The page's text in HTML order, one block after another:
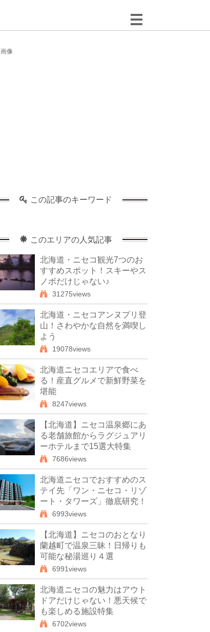
画像
この記事のキーワード
このエリアの人気記事
北海道・ニセコ観光7つのお
すすめスポット！スキーやス
ノボだけじゃない♪
31275views
北海道・ニセコアンヌプリ登
山！さわやかな自然を満喫し
よう
19078views
北海道ニセコエリアで食べ
る！産直グルメで新鮮野菜を
堪能
8247views
【北海道】ニセコ温泉郷にあ
る老舗旅館からラグジュアリ
ーホテルまで15選大特集
7686views
北海道ニセコでおすすめのス
テイ先「ワン・ニセコ・リゾ
ート・タワーズ」徹底研究！
6993views
【北海道】ニセコのおとなり
蘭越町で温泉三昧！日帰りも
可能な秘湯巡り４選
6991views
北海道ニセコの魅力はアウト
ドアだけじゃない！悪天候で
も楽しめる施設特集
6702views